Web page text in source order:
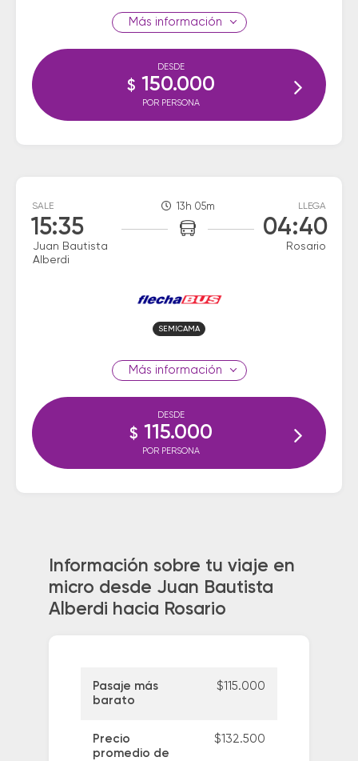
información
DESDE
$ 150.000
POR PERSONA
SALE
15:35
Juan Bautista
Alberdi
13h 05m LLEGA
04:40
Rosario
SEMICAMA
información
DESDE
$ 115.000
POR PERSONA
Información sobre tu viaje en
micro desde Juan Bautista
Alberdi hacia Rosario
Pasaje más
barato
$115.000
Precio
promedio de
$132.500